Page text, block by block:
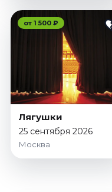
от 1 500 ₽
Лягушки
25 сентября 2026
Москва